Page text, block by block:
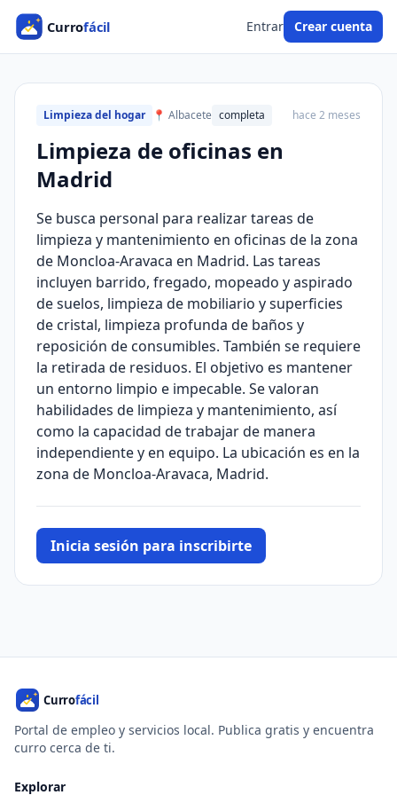
Entrar Crear cuenta
Limpieza del hogar 📍 Albacete completa hace 2 meses
Limpieza de oficinas en
Madrid
Se busca personal para realizar tareas de
limpieza y mantenimiento en oficinas de la zona
de Moncloa-Aravaca en Madrid. Las tareas
incluyen barrido, fregado, mopeado y aspirado
de suelos, limpieza de mobiliario y superficies
de cristal, limpieza profunda de baños y
reposición de consumibles. También se requiere
la retirada de residuos. El objetivo es mantener
un entorno limpio e impecable. Se valoran
habilidades de limpieza y mantenimiento, así
como la capacidad de trabajar de manera
independiente y en equipo. La ubicación es en la
zona de Moncloa-Aravaca, Madrid.
Inicia sesión para inscribirte
Portal de empleo y servicios local. Publica gratis y encuentra
curro cerca de ti.
Explorar